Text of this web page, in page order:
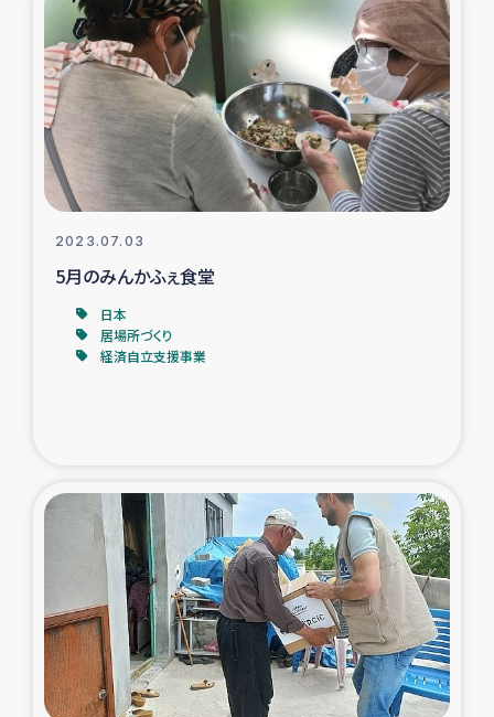
タイ国境ミャンマー移民子ども支援
漁民によるマングローブ植林活動
レバノンでのシリア難民への食糧・越冬支援
レバノンにおける緊急支援
レバノンでのシリア難民への教育支援事業
レバノンでのシリア難民・レバノン人への農業支援
石巻市街地在宅被災者支援
復興応援隊の活動
仮設住宅生活支援・農業復興支援
漁業復興支援
2023.07.03
5月のみんかふぇ食堂
日本
居場所づくり
経済自立支援事業